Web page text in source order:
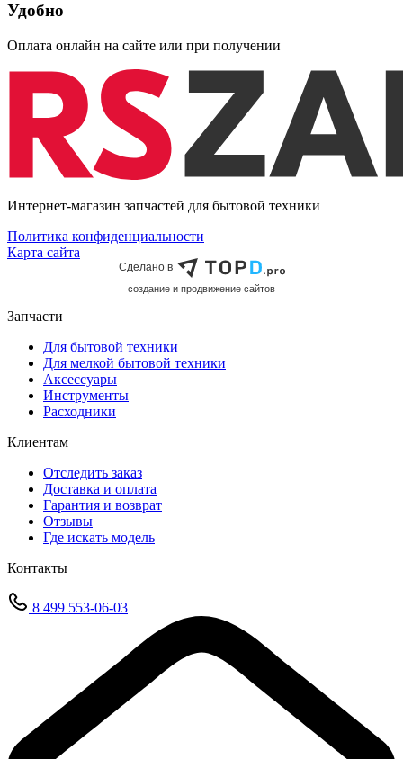
Удобно
Оплата онлайн на сайте или при получении
Интернет-магазин запчастей для бытовой техники
Политика конфиденциальности
Карта сайта
Сделано в
cоздание и продвижение сайтов
Запчасти
Для бытовой техники
Для мелкой бытовой техники
Аксессуары
Инструменты
Расходники
Клиентам
Отследить заказ
Доставка и оплата
Гарантия и возврат
Отзывы
Где искать модель
Контакты
8 499 553-06-03